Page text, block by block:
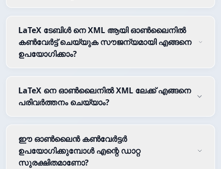
LaTeX ടേബിൾ നെ XML ആയി ഓൺലൈനിൽ
കൺവേർട്ട് ചെയ്യുക സൗജന്യമായി എങ്ങനെ
ഉപയോഗിക്കാം?
LaTeX നെ ഓൺലൈനിൽ XML ലേക്ക് എങ്ങനെ
പരിവർത്തനം ചെയ്യാം?
ഈ ഓൺലൈൻ കൺവേർട്ടർ
ഉപയോഗിക്കുമ്പോൾ എന്റെ ഡാറ്റ
സുരക്ഷിതമാണോ?